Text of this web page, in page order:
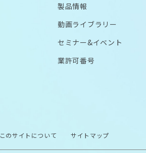
製品情報
動画ライブラリー
セミナー&イベント
業許可番号
このサイトについて サイトマップ